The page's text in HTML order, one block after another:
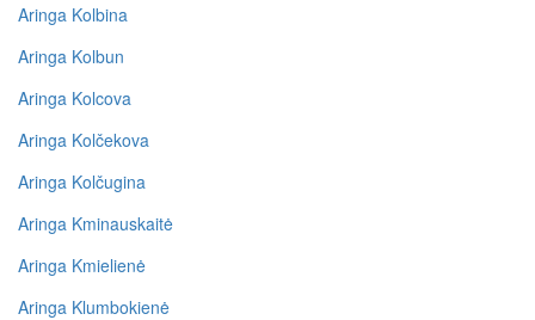
Aringa Kolbina
Aringa Kolbun
Aringa Kolcova
Aringa Kolčekova
Aringa Kolčugina
Aringa Kminauskaitė
Aringa Kmielienė
Aringa Klumbokienė